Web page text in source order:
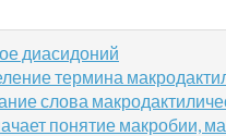
диасидоний
термина
слова
понятие макробии,